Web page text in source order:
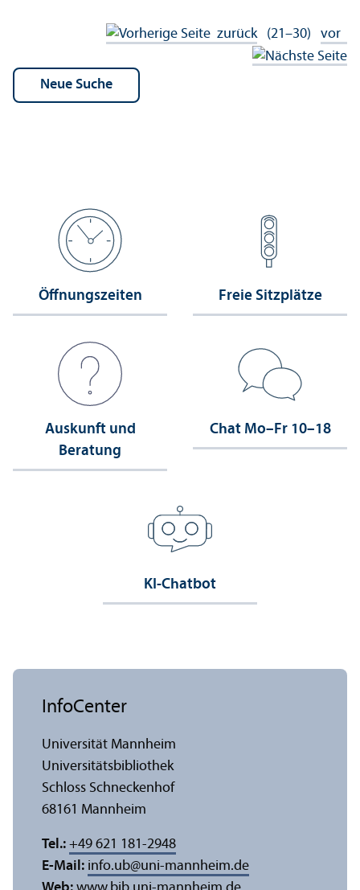
zurück(21–30) vor
Öffnungs­zeiten Freie Sitzplätze
Auskunft und
Beratung
Chat Mo–Fr 10–18
KI-Chatbot
InfoCenter
Universität Mannheim
Universitäts­bibliothek
Schloss Schneckenhof
68161 Mannheim
Tel.: +49 621 181-2948
E-Mail: info.ub@uni-mannheim.de